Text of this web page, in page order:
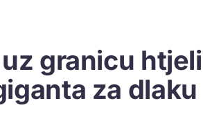
granicu htjeli
za dlaku